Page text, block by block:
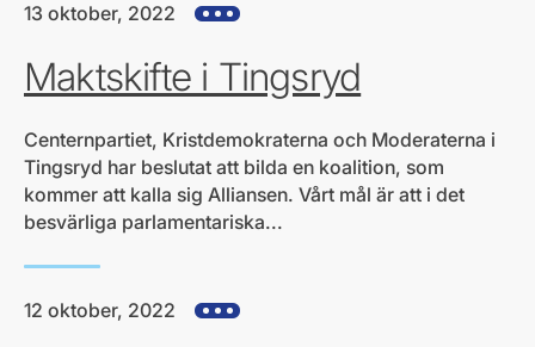
13 oktober, 2022 Visa alla hjärtefrågor
Maktskifte i Tingsryd
Centernpartiet, Kristdemokraterna och Moderaterna i
Tingsryd har beslutat att bilda en koalition, som
kommer att kalla sig Alliansen. Vårt mål är att i det
besvärliga parlamentariska...
12 oktober, 2022 Visa alla hjärtefrågor